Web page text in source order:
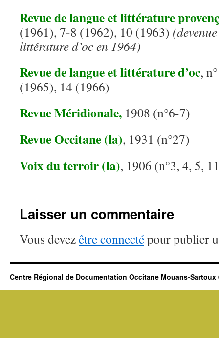
Revue de langue et littérature
(1961), 7-8 (1962), 10 (1963)
littérature d’oc en 1964)
Revue de langue et littérature d’oc,
(1965), 14 (1966)
Revue Méridionale, 1908 (n°6-7)
Revue Occitane (la), 1931 (n°27)
Voix du terroir (la), 1906 (n°3, 4, 5,
Laisser un commentaire
Vous devezêtre connectépour publier
Centre Régional de Documentation Occitane Mouans-Sartoux